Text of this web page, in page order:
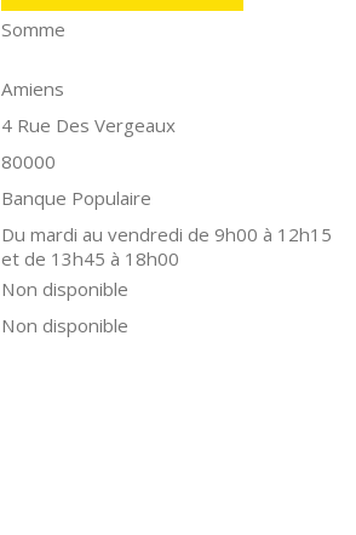
Somme
Amiens
4 Rue Des Vergeaux
80000
Banque Populaire
Du mardi au vendredi de 9h00 à 12h15
et de 13h45 à 18h00
Non disponible
Non disponible